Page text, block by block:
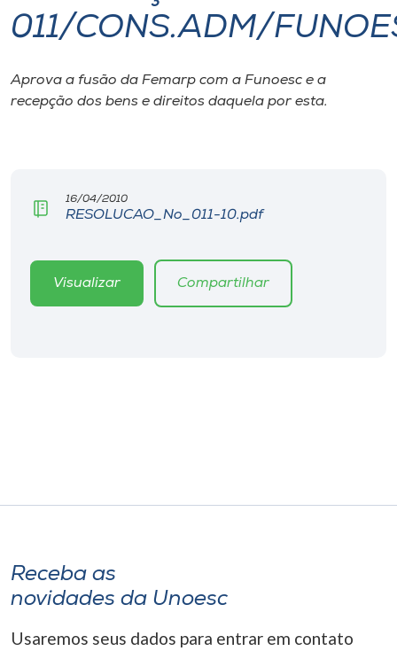
I.nova
Diplomados
CPA
Editora
Selecione
o idioma
011/CONS.ADM/
Aprova a fusão da Femarp com a Funoesc e a
recepção dos bens e direitos daquela por esta.
16/04/2010
RESOLUCAO_No_011-10.pdf
Visualizar Compartilhar
Receba as
novidades da Unoesc
Usaremos seus dados para entrar em contato